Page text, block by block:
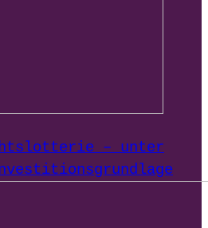
– unter